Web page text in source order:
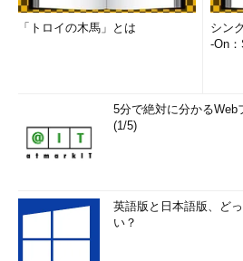
「トロイの木馬」とは
シン
-On
5分で絶対に分かるWeb
(1/5)
英語版と日本語版、ど
い？